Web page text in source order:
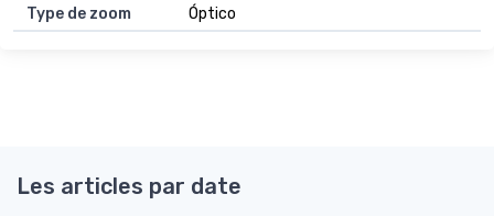
Type de zoom
Óptico
Les articles par date